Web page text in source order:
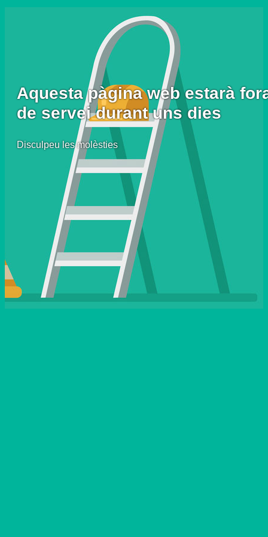
Aquesta pàgina web estarà
de servei durant uns dies
Disculpeu les molèsties